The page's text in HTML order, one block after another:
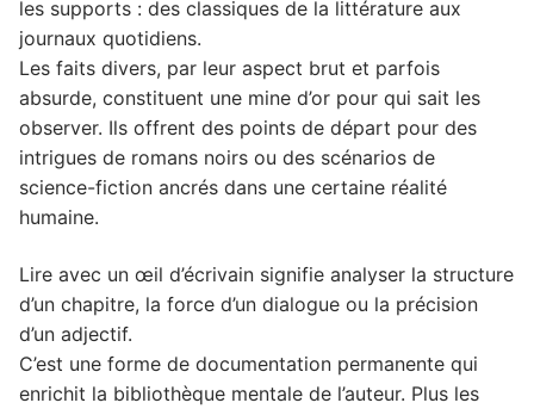
les supports : des classiques de la littérature aux
journaux quotidiens.
Les faits divers, par leur aspect brut et parfois
absurde, constituent une mine d’or pour qui sait les
observer. Ils offrent des points de départ pour des
intrigues de romans noirs ou des scénarios de
science-fiction ancrés dans une certaine réalité
humaine.
Lire avec un œil d’écrivain signifie analyser la structure
d’un chapitre, la force d’un dialogue ou la précision
d’un adjectif.
C’est une forme de documentation permanente qui
enrichit la bibliothèque mentale de l’auteur. Plus les